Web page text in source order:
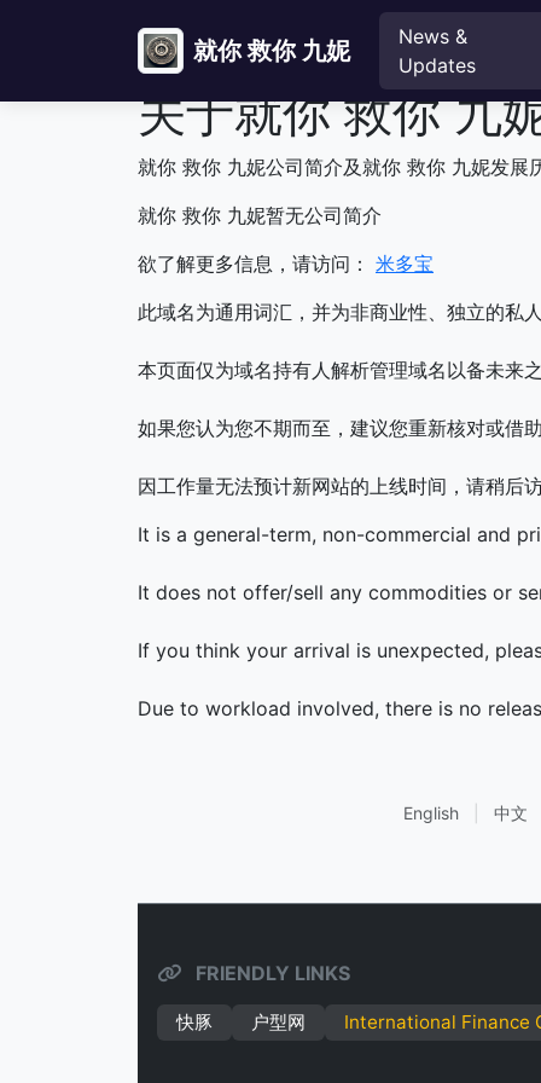
就你 救你 九妮
News &
Updates
关于就你 救你 九
就你 救你 九妮公司简介及就你 救你 九妮发展
就你 救你 九妮暂无公司简介
欲了解更多信息，请访问： 米多宝
此域名为通用词汇，并为非商业性、独立的私
本页面仅为域名持有人解析管理域名以备未来
如果您认为您不期而至，建议您重新核对或借
因工作量无法预计新网站的上线时间，请稍后
It is a general-term, non-commercial and
It does not offer/sell any commodities or
If you think your arrival is unexpected,
Due to workload involved, there is no
English 中文
FRIENDLY LINKS
快豚 户型网 International Finance